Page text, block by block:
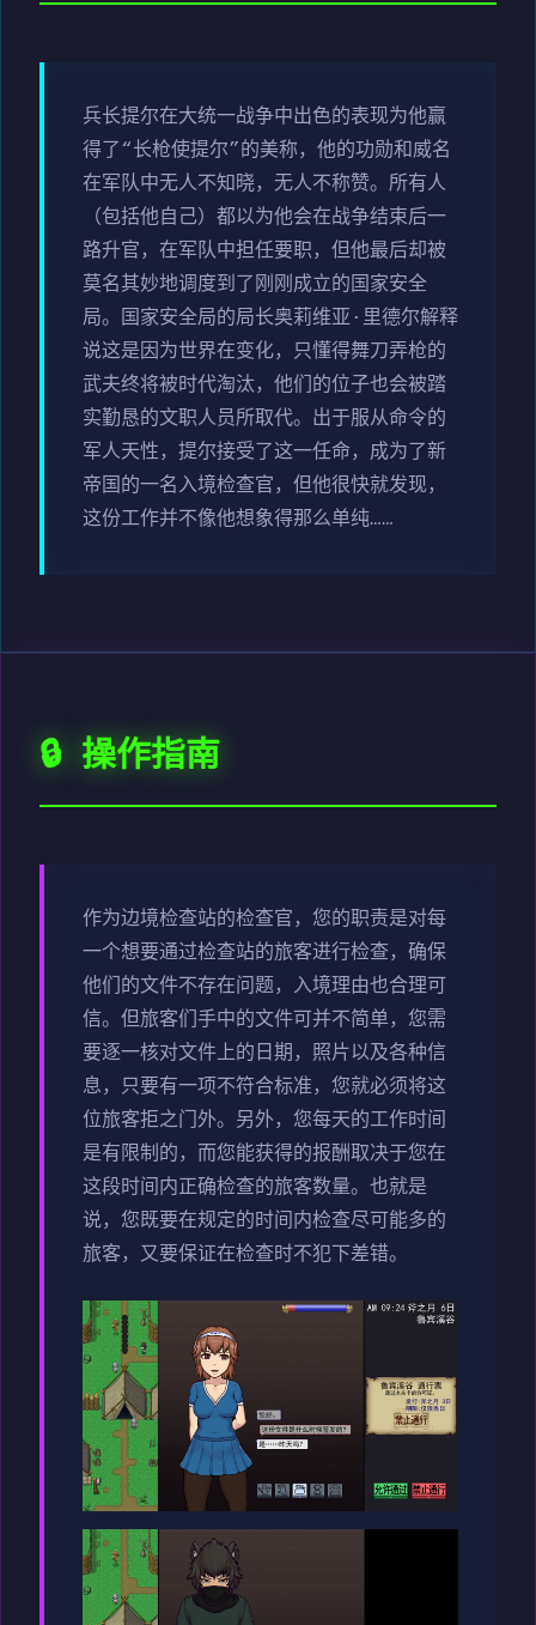
兵长提尔在大统一战争中出色的表现为他赢
得了“长枪使提尔”的美称，他的功勋和威名
在军队中无人不知晓，无人不称赞。所有人
（包括他自己）都以为他会在战争结束后一
路升官，在军队中担任要职，但他最后却被
莫名其妙地调度到了刚刚成立的国家安全
局。国家安全局的局长奥莉维亚·里德尔解释
说这是因为世界在变化，只懂得舞刀弄枪的
武夫终将被时代淘汰，他们的位子也会被踏
实勤恳的文职人员所取代。出于服从命令的
军人天性，提尔接受了这一任命，成为了新
帝国的一名入境检查官，但他很快就发现，
这份工作并不像他想象得那么单纯……
🔒 操作指南
作为边境检查站的检查官，您的职责是对每
一个想要通过检查站的旅客进行检查，确保
他们的文件不存在问题，入境理由也合理可
信。但旅客们手中的文件可并不简单，您需
要逐一核对文件上的日期，照片以及各种信
息，只要有一项不符合标准，您就必须将这
位旅客拒之门外。另外，您每天的工作时间
是有限制的，而您能获得的报酬取决于您在
这段时间内正确检查的旅客数量。也就是
说，您既要在规定的时间内检查尽可能多的
旅客，又要保证在检查时不犯下差错。